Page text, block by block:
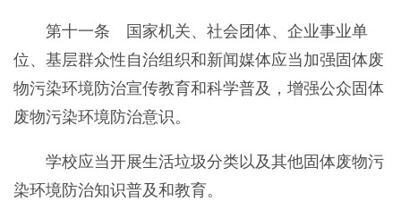
第十一条 国家机关、社会团体、企业事业单
位、基层群众性自治组织和新闻媒体应当加强固体废
物污染环境防治宣传教育和科学普及，增强公众固体
废物污染环境防治意识。
学校应当开展生活垃圾分类以及其他固体废物污
染环境防治知识普及和教育。